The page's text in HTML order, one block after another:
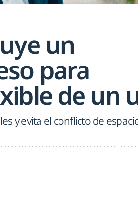
un
para
de un
y evita el conflicto de